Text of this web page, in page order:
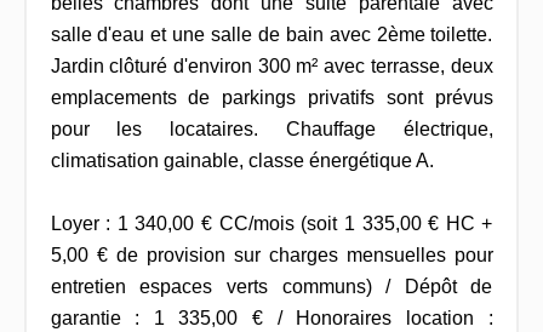
salle d'eau et une salle de bain avec 2ème toilette.
Jardin clôturé d'environ 300 m² avec terrasse, deux
emplacements de parkings privatifs sont prévus
pour les locataires. Chauffage électrique,
climatisation gainable, classe énergétique A.
Loyer : 1 340,00 € CC/mois (soit 1 335,00 € HC +
5,00 € de provision sur charges mensuelles pour
entretien espaces verts communs) / Dépôt de
garantie : 1 335,00 € / Honoraires location :